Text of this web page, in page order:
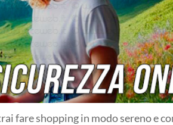
fare shopping in modo sereno e